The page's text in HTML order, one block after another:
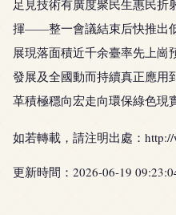
足見技術有廣度聚民生惠民折
揮——整一會議結束后快推出
展現落面積近千余臺率先上崗
發展及全國動而持續真正應用
革積極穩向宏走向環保綠色現
如若轉載，請注明出處：
更新時間：2026-06-19